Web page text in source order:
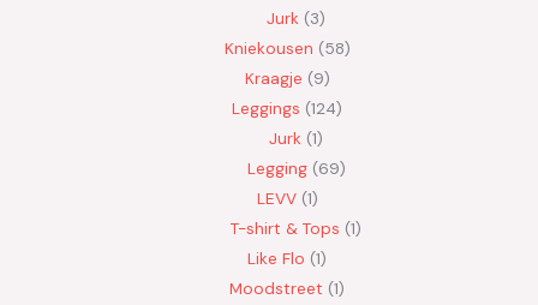
Jurk 3
Kniekousen 58
Kraagje 9
Leggings 124
Jurk 1
Legging 69
LEVV 1
T-shirt & Tops 1
Like Flo 1
Moodstreet 1